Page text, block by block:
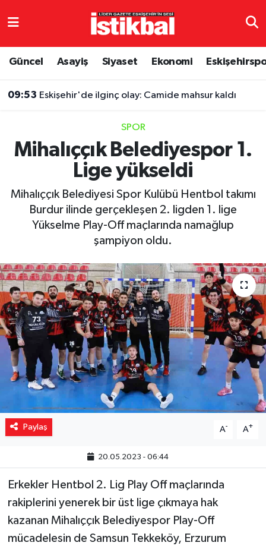
Güncel Asayiş Siyaset Ekonomi
09:53 Eskişehir'de ilginç olay: Camide mahsur kaldı
SPOR
Mihalıççık Belediyespor 1.
Lige yükseldi
Mihalıççık Belediyesi Spor Kulübü Hentbol takımı
Burdur ilinde gerçekleşen 2. ligden 1. lige
Yükselme Play-Off maçlarında namağlup
şampiyon oldu.
Paylaş A- A+
20.05.2023 - 06:44
Erkekler Hentbol 2. Lig Play Off maçlarında
rakiplerini yenerek bir üst lige çıkmaya hak
kazanan Mihalıççık Belediyespor Play-Off
mücadelesin de Samsun Tekkeköy, Erzurum
Eskişehirspor
Eğitim
Ekonomi
Yaşam
Resmi ilanlar
Eskişehir Nöbetçi Eczaneler
TFF 3.Lig 4.Grup Puan Durumu ve Fikstür
Tüm Manşetler
Son Dakika Haberleri